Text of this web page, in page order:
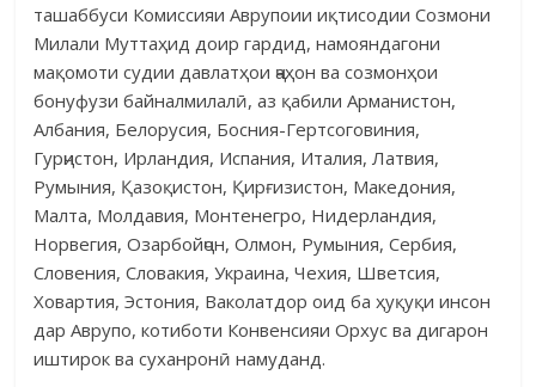
ташаб­буси Комис­сияи Аврупоии иқтисодии Созмони
Милали Муттаҳид доир гардид, намоян­дагони
мақомоти судии давлатҳои ҷаҳон ва созмон­ҳои
бонуфузи бай­нал­ми­лалӣ, аз қабили Арманистон,
Албания, Бело­русия, Босния-Гертсо­говиния,
Гурҷистон, Ирландия, Испания, Италия, Латвия,
Румыния, Қазо­қис­тон, Қирғи­зистон, Македония,
Малта, Молдавия, Монтенегро, Нидерландия,
Норвегия, Озарбойҷон, Олмон, Румыния, Сербия,
Словения, Словакия, Украина, Чехия, Шветсия,
Ховартия, Эстония, Ваколатдор оид ба ҳуқуқи инсон
дар Аврупо, котиботи Конвенсияи Орхус ва дигарон
иштирок ва суханронӣ намуданд.